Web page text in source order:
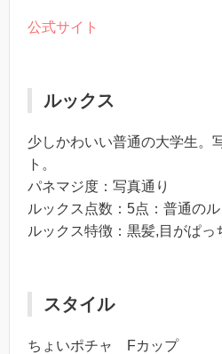
公式サイト
ルックス
少しかわいい普通の大学生。
ト。
パネマジ度：写真通り
ルックス点数：5点：普通の
ルックス特徴：黒髪,目がぱっ
スタイル
ちょいポチャ Fカップ